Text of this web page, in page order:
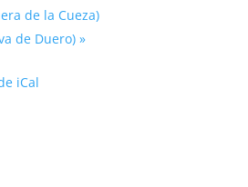
de la Cueza)
de Duero)»
iCal